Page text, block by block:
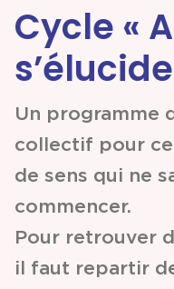
&
& Services
Cycle «
Un programme
collectif pour
de sens qui ne
commencer.
Pour retrouver
il faut repartir